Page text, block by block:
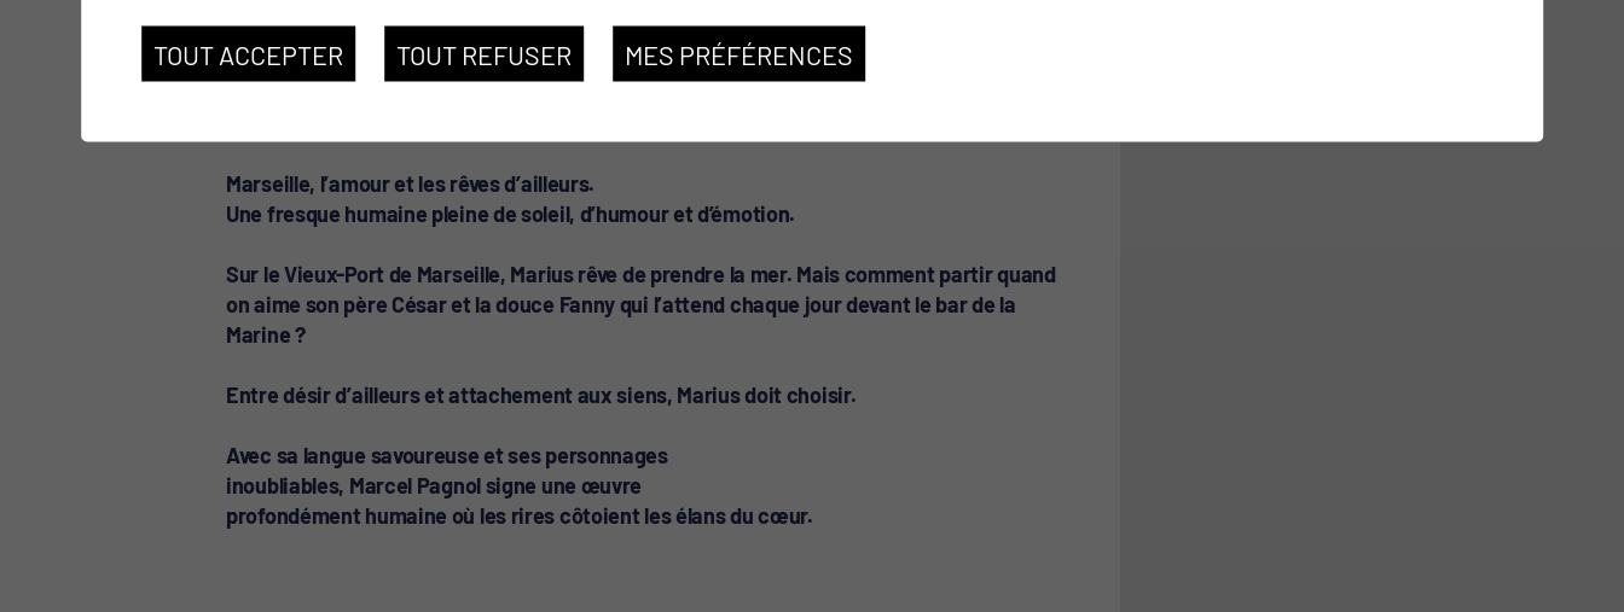
Marseille, l’amour et les rêves d’ailleurs.
Une fresque humaine pleine de soleil, d’humour et d’émotion.
Sur le Vieux-Port de Marseille, Marius rêve de prendre la mer. Mais comment partir quand
on aime son père César et la douce Fanny qui l’attend chaque jour devant le bar de la
Marine ?
Entre désir d’ailleurs et attachement aux siens, Marius doit choisir.
Avec sa langue savoureuse et ses personnages
inoubliables, Marcel Pagnol signe une œuvre
profondément humaine où les rires côtoient les élans du cœur.
TOUT ACCEPTER TOUT REFUSER MES PRÉFÉRENCES